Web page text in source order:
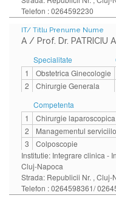
Telefon : 0264592230
IT/ Titlu Prenume Nume
A / Prof. Dr. PATRICIU
Specialitate
1
Obstetrica Ginecologie
2
Chirurgie Generala
Competenta
1
Chirurgie
2
Managementul
3
Colposcopie
Institutie: Integrare clinica -
Cluj-Napoca
Strada: Republicii Nr. , Cluj-
Telefon : 0264598361/